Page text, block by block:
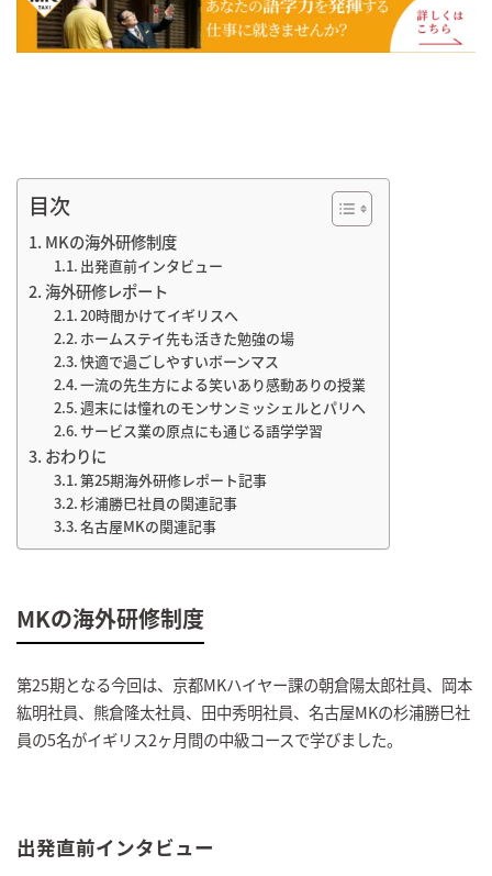
目次
MKの海外研修制度
出発直前インタビュー
海外研修レポート
20時間かけてイギリスへ
ホームステイ先も活きた勉強の場
快適で過ごしやすいボーンマス
一流の先生方による笑いあり感動ありの授業
週末には憧れのモンサンミッシェルとパリへ
サービス業の原点にも通じる語学学習
おわりに
第25期海外研修レポート記事
杉浦勝巳社員の関連記事
名古屋MKの関連記事
MKの海外研修制度
第25期となる今回は、京都MKハイヤー課の朝倉陽太郎社員、岡本
紘明社員、熊倉隆太社員、田中秀明社員、名古屋MKの杉浦勝巳社
員の5名がイギリス2ヶ月間の中級コースで学びました。
出発直前インタビュー